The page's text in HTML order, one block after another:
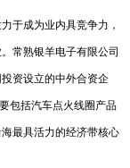
于成为业内具竞争力，
常熟银羊电子有限公司
资设立的中外合资企
包括汽车点火线圈产品
最具活力的经济带核心